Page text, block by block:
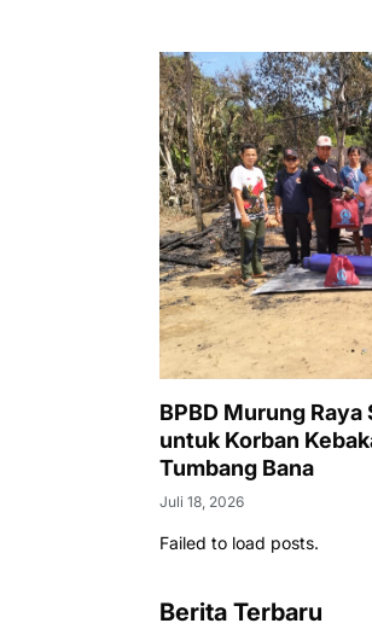
BPBD Murung
untuk Korban
Tumbang Bana
Juli 18, 2026
Failed to load posts.
Berita Terbaru